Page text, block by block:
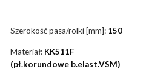
Szerokość pasa/rolki [mm]: 150
Materiał: KK511F
(pł.korundowe b.elast.VSM)